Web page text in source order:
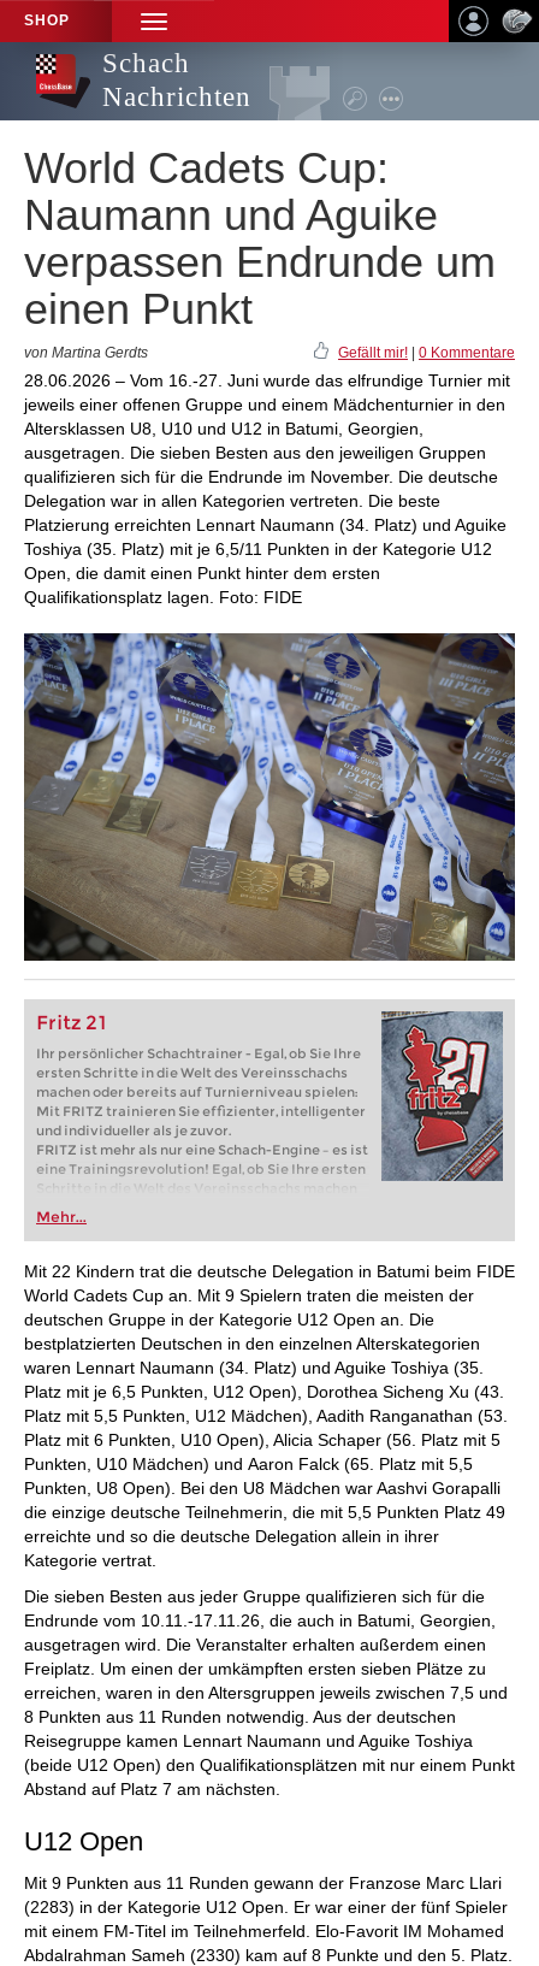
SHOP
TOGGLE
NAVIGATION
Schach
Nachrichten
World Cadets Cup:
Naumann und Aguike
verpassen Endrunde um
einen Punkt
von Martina Gerdts Gefällt mir! 0 Kommentare
28.06.2026 – Vom 16.-27. Juni wurde das elfrundige Turnier mit
jeweils einer offenen Gruppe und einem Mädchenturnier in den
Altersklassen U8, U10 und U12 in Batumi, Georgien,
ausgetragen. Die sieben Besten aus den jeweiligen Gruppen
qualifizieren sich für die Endrunde im November. Die deutsche
Delegation war in allen Kategorien vertreten. Die beste
Platzierung erreichten Lennart Naumann (34. Platz) und Aguike
Toshiya (35. Platz) mit je 6,5/11 Punkten in der Kategorie U12
Open, die damit einen Punkt hinter dem ersten
Qualifikationsplatz lagen. Foto: FIDE
Fritz 21
Ihr persönlicher Schachtrainer - Egal, ob Sie Ihre
ersten Schritte in die Welt des Vereinsschachs
machen oder bereits auf Turnierniveau spielen:
Mit FRITZ trainieren Sie effizienter, intelligenter
und individueller als je zuvor.
FRITZ ist mehr als nur eine Schach-Engine – es ist
eine Trainingsrevolution! Egal, ob Sie Ihre ersten
Schritte in die Welt des Vereinsschachs machen
oder bereits auf Turnierniveau spielen: Mit
FRITZ trainieren Sie effizienter, intelligenter und
individueller als je zuvor.
Mehr...
Mit 22 Kindern trat die deutsche Delegation in Batumi beim FIDE
World Cadets Cup an. Mit 9 Spielern traten die meisten der
deutschen Gruppe in der Kategorie U12 Open an. Die
bestplatzierten Deutschen in den einzelnen Alterskategorien
waren Lennart Naumann (34. Platz) und Aguike Toshiya (35.
Platz mit je 6,5 Punkten, U12 Open), Dorothea Sicheng Xu (43.
Platz mit 5,5 Punkten, U12 Mädchen), Aadith Ranganathan (53.
Platz mit 6 Punkten, U10 Open), Alicia Schaper (56. Platz mit 5
Punkten, U10 Mädchen) und Aaron Falck (65. Platz mit 5,5
Punkten, U8 Open). Bei den U8 Mädchen war Aashvi Gorapalli
die einzige deutsche Teilnehmerin, die mit 5,5 Punkten Platz 49
erreichte und so die deutsche Delegation allein in ihrer
Kategorie vertrat.
Die sieben Besten aus jeder Gruppe qualifizieren sich für die
Endrunde vom 10.11.-17.11.26, die auch in Batumi, Georgien,
ausgetragen wird. Die Veranstalter erhalten außerdem einen
Freiplatz. Um einen der umkämpften ersten sieben Plätze zu
erreichen, waren in den Altersgruppen jeweils zwischen 7,5 und
8 Punkten aus 11 Runden notwendig. Aus der deutschen
Reisegruppe kamen Lennart Naumann und Aguike Toshiya
(beide U12 Open) den Qualifikationsplätzen mit nur einem Punkt
Abstand auf Platz 7 am nächsten.
U12 Open
Mit 9 Punkten aus 11 Runden gewann der Franzose Marc Llari
(2283) in der Kategorie U12 Open. Er war einer der fünf Spieler
mit einem FM-Titel im Teilnehmerfeld. Elo-Favorit IM Mohamed
Abdalrahman Sameh (2330) kam auf 8 Punkte und den 5. Platz.